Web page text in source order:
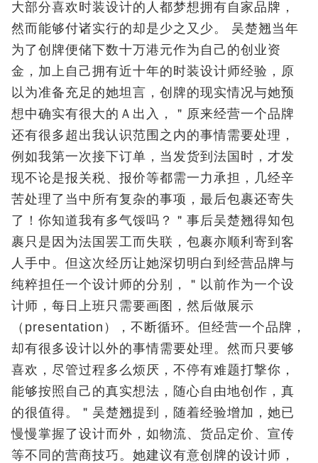
大部分喜欢时装设计的人都梦想拥有自家品牌，
然而能够付诸实行的却是少之又少。 吴楚翘当年
为了创牌便储下数十万港元作为自己的创业资
金，加上自己拥有近十年的时装设计师经验，原
以为准备充足的她坦言，创牌的现实情况与她预
想中确实有很大的Ａ出入，＂原来经营一个品牌
还有很多超出我认识范围之内的事情需要处理，
例如我第一次接下订单，当发货到法国时，才发
现不论是报关税、报价等都需一力承担，几经辛
苦处理了当中所有复杂的事项，最后包裹还寄失
了！你知道我有多气馁吗？＂事后吴楚翘得知包
裹只是因为法国罢工而失联，包裹亦顺利寄到客
人手中。但这次经历让她深切明白到经营品牌与
纯粹担任一个设计师的分别，＂以前作为一个设
计师，每日上班只需要画图，然后做展示
（presentation），不断循环。但经营一个品牌，
却有很多设计以外的事情需要处理。然而只要够
喜欢，尽管过程多么烦厌，不停有难题打撃你，
能够按照自己的真实想法，随心自由地创作，真
的很值得。＂吴楚翘提到，随着经验增加，她已
慢慢掌握了设计而外，如物流、货品定价、宣传
等不同的营商技巧。她建议有意创牌的设计师，